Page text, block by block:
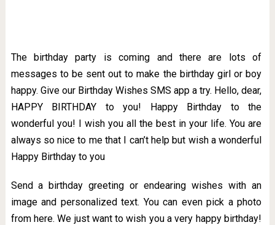
The birthday party is coming and there are lots of
messages to be sent out to make the birthday girl or boy
happy. Give our Birthday Wishes SMS app a try. Hello, dear,
HAPPY BIRTHDAY to you! Happy Birthday to the
wonderful you! I wish you all the best in your life. You are
always so nice to me that I can’t help but wish a wonderful
Happy Birthday to you
Send a birthday greeting or endearing wishes with an
image and personalized text. You can even pick a photo
from here. We just want to wish you a very happy birthday!